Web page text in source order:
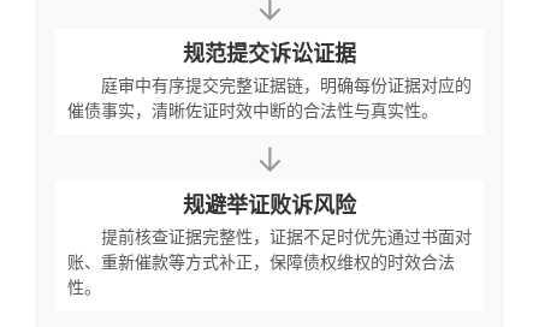
↓
规范提交诉讼证据
庭审中有序提交完整证据链，明确每份证据对应的
催债事实，清晰佐证时效中断的合法性与真实性。
↓
规避举证败诉风险
提前核查证据完整性，证据不足时优先通过书面对
账、重新催款等方式补正，保障债权维权的时效合法
性。